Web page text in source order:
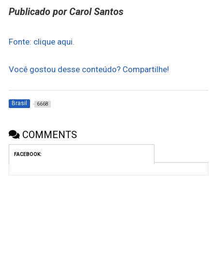
Publicado por Carol Santos
Fonte: clique aqui.
Você gostou desse conteúdo? Compartilhe!
Brasil 6668
COMMENTS
FACEBOOK: